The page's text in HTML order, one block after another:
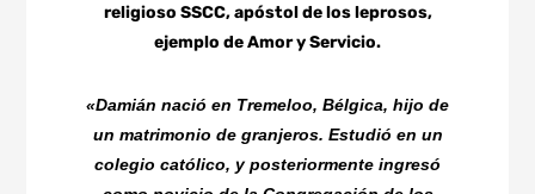
religioso SSCC, apóstoldelos leprosos,
ejemplo deAmor y Servicio.
«Damián nació en Tremeloo, Bélgica, hijo de
un matrimonio degranjeros. Estudió en un
colegio católico, y posteriormente ingresó